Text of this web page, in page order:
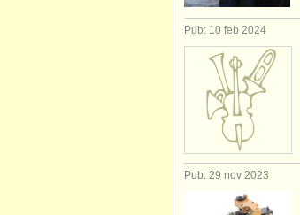
Pub: 10 feb 2024
Pub: 29 nov 2023